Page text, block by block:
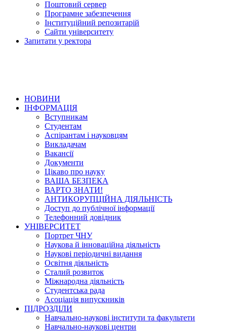
Поштовий сервер
Програмне забезпечення
Інституційний репозитарій
Сайти університету
Запитати у ректора
НОВИНИ
ІНФОРМАЦІЯ
Вступникам
Студентам
Аспірантам і науковцям
Викладачам
Вакансії
Документи
Цікаво про науку
ВАША БЕЗПЕКА
ВАРТО ЗНАТИ!
АНТИКОРУПЦІЙНА ДІЯЛЬНІСТЬ
Доступ до публічної інформації
Телефонний довідник
УНІВЕРСИТЕТ
Портрет ЧНУ
Наукова й інноваційна діяльність
Наукові періодичні видання
Освітня діяльність
Сталий розвиток
Міжнародна діяльність
Студентська рада
Асоціація випускників
ПІДРОЗДІЛИ
Навчально-наукові інститути та факультети
Навчально-наукові центри